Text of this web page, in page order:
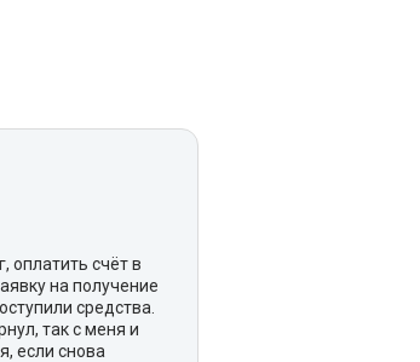
оплатить счёт в
на получение
средства.
так с меня и
если снова